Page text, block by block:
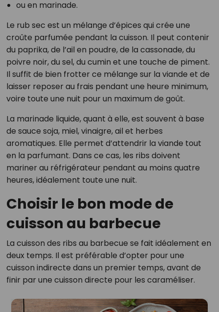
ou en marinade.
Le rub sec est un mélange d’épices qui crée une
croûte parfumée pendant la cuisson. Il peut contenir
du paprika, de l’ail en poudre, de la cassonade, du
poivre noir, du sel, du cumin et une touche de piment.
Il suffit de bien frotter ce mélange sur la viande et de
laisser reposer au frais pendant une heure minimum,
voire toute une nuit pour un maximum de goût.
La marinade liquide, quant à elle, est souvent à base
de sauce soja, miel, vinaigre, ail et herbes
aromatiques. Elle permet d’attendrir la viande tout
en la parfumant. Dans ce cas, les ribs doivent
mariner au réfrigérateur pendant au moins quatre
heures, idéalement toute une nuit.
Choisir le bon mode de
cuisson au barbecue
La cuisson des ribs au barbecue se fait idéalement en
deux temps. Il est préférable d’opter pour une
cuisson indirecte dans un premier temps, avant de
finir par une cuisson directe pour les caraméliser.